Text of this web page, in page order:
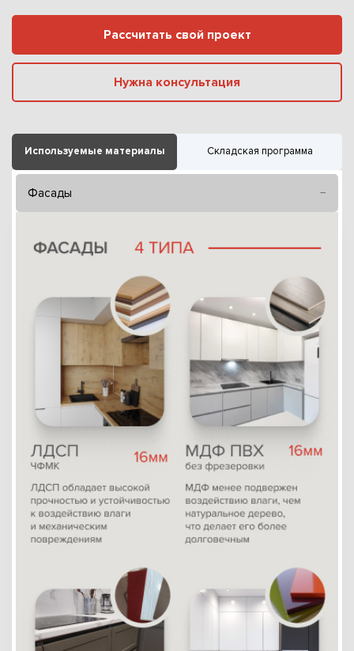
Рассчитать свой проект
Нужна консультация
Используемые материалы Складская программа
Фасады